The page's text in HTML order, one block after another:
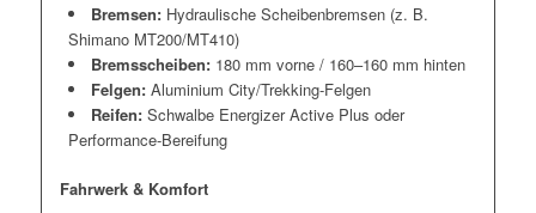
Bremsen:Hydraulische Scheibenbremsen (z. B.
Shimano MT200/MT410)
Bremsscheiben:180 mm vorne / 160–160 mm hinten
Felgen:Aluminium City/Trekking-Felgen
Reifen:Schwalbe Energizer Active Plus oder
Performance-Bereifung
Fahrwerk & Komfort